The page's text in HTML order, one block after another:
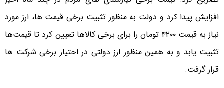
افزایش پیدا کرد و دولت به منظور تثبیت برخی قیمت ها، ارز مورد
نیاز به قیمت ۴۲۰۰ تومان را برای برخی کالاها تعیین کرد تا قیمت‌ها
تثبیت یابد و به همین منظور ارز دولتی در اختیار برخی شرکت ها
قرار گرفت.